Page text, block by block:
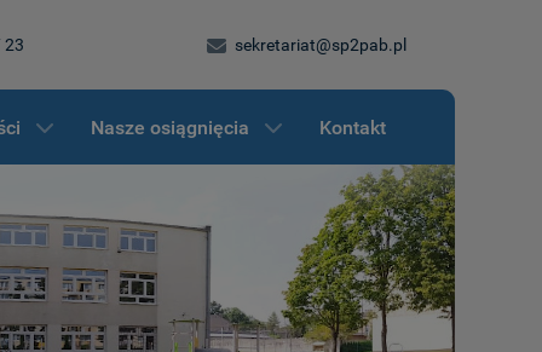
23 sekretariat@sp2pab.pl
Nasze osiągnięcia Kontakt